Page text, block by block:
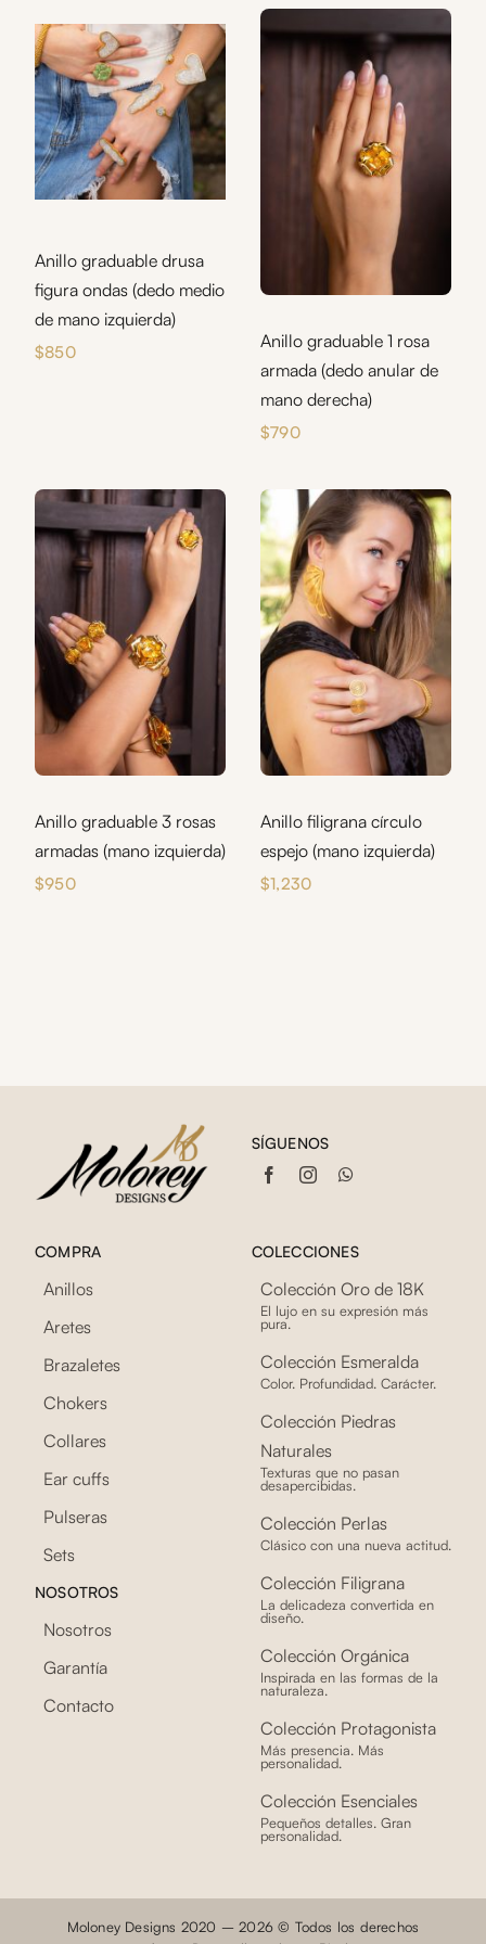
Anillo graduable drusa
figura ondas (dedo medio
de mano izquierda)
$850
Anillo graduable 1 rosa
armada (dedo anular de
mano derecha)
$790
Anillo graduable 3 rosas
armadas (mano izquierda)
$950
Anillo filigrana círculo
espejo (mano izquierda)
$1,230
COMPRA
Anillos
Aretes
Brazaletes
Chokers
Collares
Ear cuffs
Pulseras
Sets
NOSOTROS
Nosotros
Garantía
Contacto
COLECCIONES
Colección Oro de 18K
El lujo en su expresión más
pura.
Colección Esmeralda
Color. Profundidad. Carácter.
Colección Piedras
Naturales
Texturas que no pasan
desapercibidas.
Colección Perlas
Clásico con una nueva actitud.
Colección Filigrana
La delicadeza convertida en
diseño.
Colección Orgánica
Inspirada en las formas de la
naturaleza.
Colección Protagonista
Más presencia. Más
personalidad.
Colección Esenciales
Pequeños detalles. Gran
personalidad.
SÍGUENOS
Moloney Designs 2020 – 2026 © Todos los derechos